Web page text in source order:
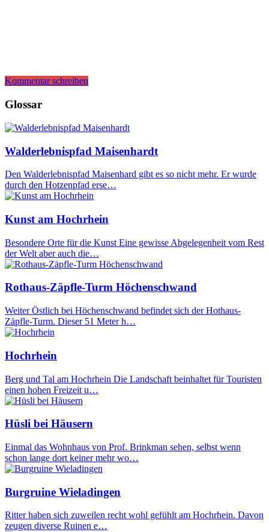
Kommentar schreiben
Glossar
Walderlebnispfad Maisenhardt
Den Walderlebnispfad Maisenhard gibt es so nicht mehr. Er wurde
durch den Hotzenpfad erse…
Kunst am Hochrhein
Besondere Orte für die Kunst Eine gewisse Abgelegenheit vom Rest
der Welt aber auch die…
Rothaus-Zäpfle-Turm Höchenschwand
Weiter Östlich bei Höchenschwand befindet sich der Hothaus-
Zäpfle-Turm. Dieser 51 Meter h…
Hochrhein
Berg und Tal am Hochrhein Die Landschaft beinhaltet für Touristen
einen hohen Freizeit u…
Hüsli bei Häusern
Einmal das Wohnhaus von Prof. Brinkman sehen, selbst wenn
schon lange dort keiner mehr wo…
Burgruine Wieladingen
Ritter haben sich zuweilen recht wohl gefühlt am Hochrhein. Davon
zeugen diverse Ruinen e…